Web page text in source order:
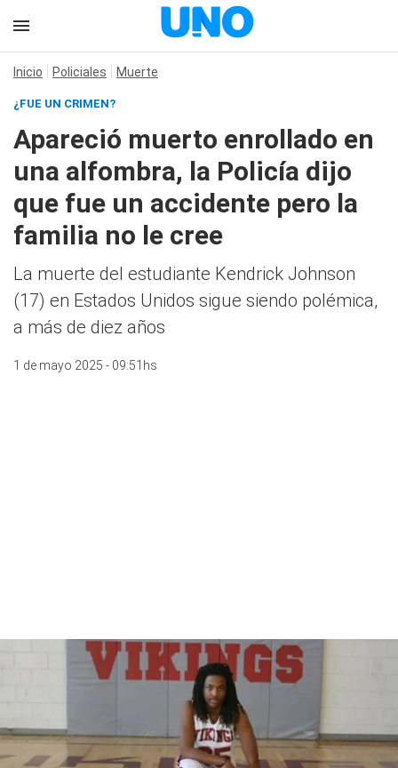
Inicio Policiales Muerte
¿FUE UN CRIMEN?
Apareció muerto enrollado en
una alfombra, la Policía dijo
que fue un accidente pero la
familia no le cree
La muerte del estudiante Kendrick Johnson
(17) en Estados Unidos sigue siendo polémica,
a más de diez años
1 de mayo 2025 - 09:51hs